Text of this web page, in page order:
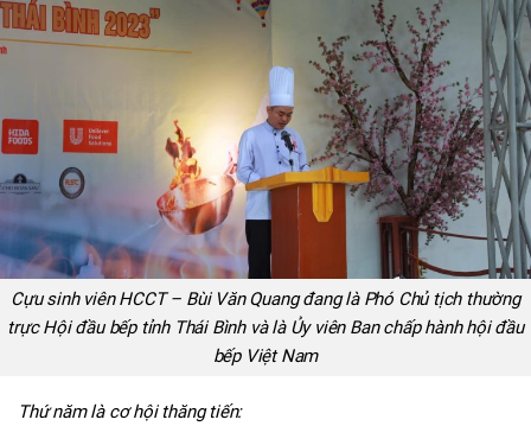
Cựu sinh viên HCCT – Bùi Văn Quang đang là Phó Chủ tịch thường
trực Hội đầu bếp tỉnh Thái Bình và là Ủy viên Ban chấp hành hội đầu
bếp Việt Nam
Thứ năm là cơ hội thăng tiến: